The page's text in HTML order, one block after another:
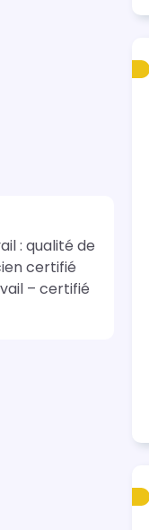
: qualité de
certifié
– certifié